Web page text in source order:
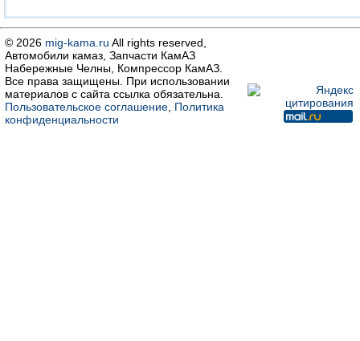
© 2026 mig-kama.ru All rights reserved,
Автомобили камаз, Запчасти КамАЗ
Набережные Челны, Компрессор КамАЗ.
Все права защищены. При использовании
материалов с сайта ссылка обязательна.
Пользовательское соглашение Политика
конфиденциальности